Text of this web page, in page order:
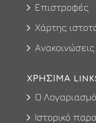
Επιστροφές
Χάρτης
Ανακοινώσεις
ΧΡΉΣΙΜΑ
Ο
Ιστορικό